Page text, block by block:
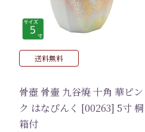
送料無料
骨壺 骨壷 九谷焼 十角 華ピン
ク はなぴんく [00263] 5寸 桐
箱付